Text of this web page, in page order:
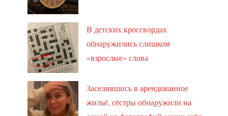
В детских кроссвордах
обнаружились слишком
«взрослые» слова
Заселившись в арендованное
жильё, сёстры обнаружили на